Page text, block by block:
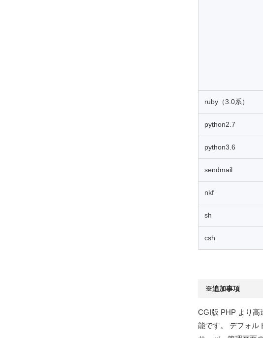
ruby（3.0系）
python2.7
python3.6
sendmail
nkf
sh
csh
※追加事項
CGI版 PHP より高
能です。 デフォル